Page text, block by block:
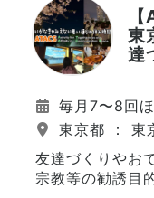
東
達
毎月7〜8回
東京都 ： 東
友達づくりやお
宗教等の勧誘目